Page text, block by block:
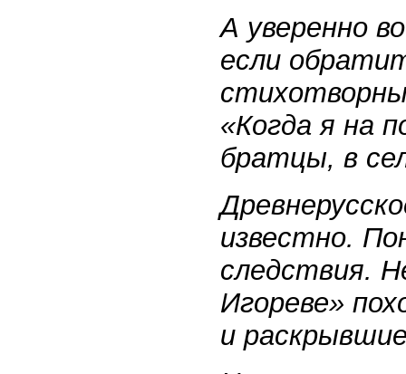
А уверенно
если
«Когда я на
братцы, в
известно.
следствия.
Игореве»
и